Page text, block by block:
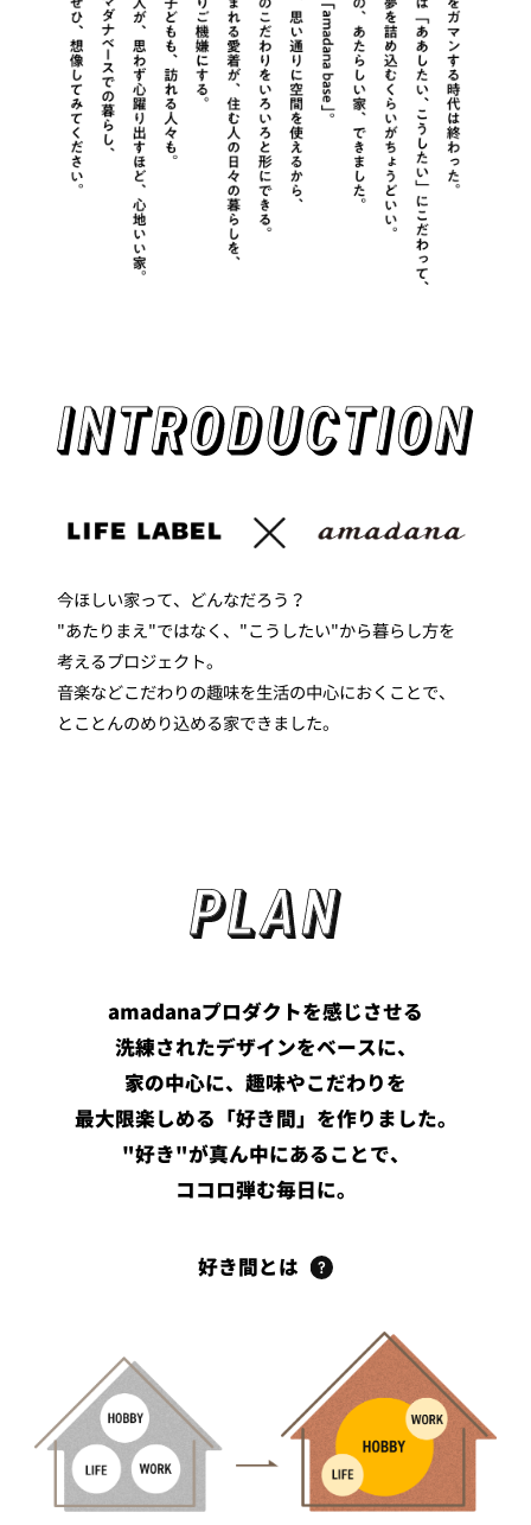
今ほしい家って、どんなだろう？
"あたりまえ"ではなく、"こうしたい"から暮らし方を
考えるプロジェクト。
音楽などこだわりの趣味を生活の中心におくことで、
とことんのめり込める家できました。
amadanaプロダクトを感じさせる
洗練されたデザインをベースに、
家の中心に、趣味やこだわりを
最大限楽しめる「好き間」を作りました。
"好き"が真ん中にあることで、
ココロ弾む毎日に。
好き間とは